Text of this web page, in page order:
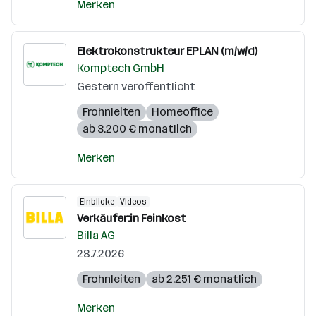
Merken
Elektrokonstrukteur EPLAN (m/w/d)
Komptech GmbH
Gestern veröffentlicht
Frohnleiten
Homeoffice
ab 3.200 € monatlich
Merken
Einblicke Videos
Verkäufer:in Feinkost
Billa AG
28.7.2026
Frohnleiten
ab 2.251 € monatlich
Merken